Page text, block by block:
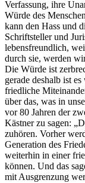
Verfassung, ihre
Würde des
kann den Hass und
Schriftsteller und
lebensfreundlich,
durch sie, werden
Die Würde ist
gerade deshalb ist
friedliche
über das, was in
vor 80 Jahren der
Kästner zu sagen:
zuhören. Vorher
Generation des
weiterhin in einer
können. Und das
mit Ausgrenzung